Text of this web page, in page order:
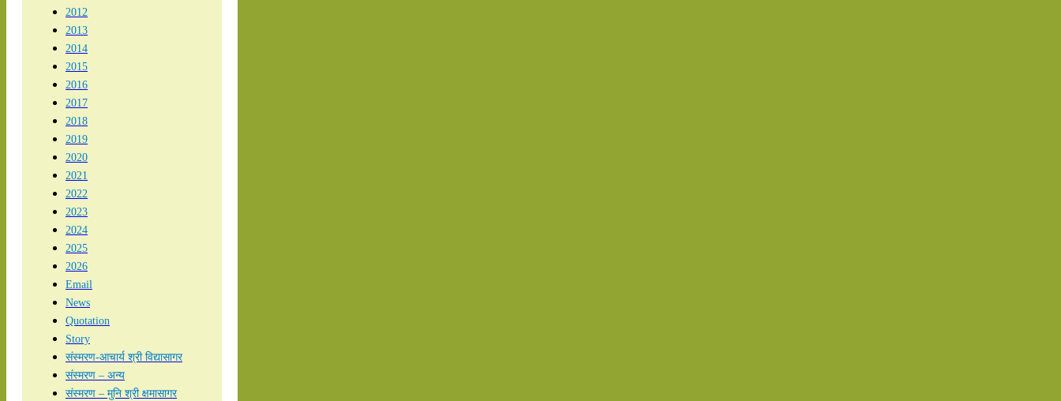
2012
2013
2014
2015
2016
2017
2018
2019
2020
2021
2022
2023
2024
2025
2026
Email
News
Quotation
Story
संस्मरण-आचार्य श्री विद्यासागर
संस्मरण – अन्य
संस्मरण – मुनि श्री क्षमासागर